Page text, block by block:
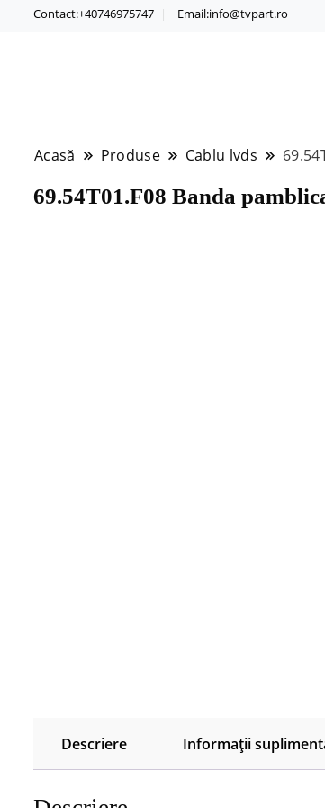
Contact:+40746975747 Email:info@tvpart.ro
Acasă Produse Cablu lvds
69.54T01.F08 Banda
Descriere Informații